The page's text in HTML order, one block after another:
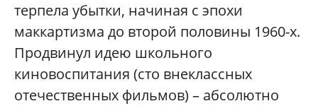
терпела убытки, начиная с эпохи
маккартизма до второй половины 1960-х.
Продвинул идею школьного
киновоспитания (сто внеклассных
отечественных фильмов) – абсолютно